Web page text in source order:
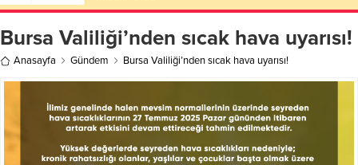
Bursa Valiliği’nden sıcak hava uyarısı!
Anasayfa Gündem Bursa Valiliği’nden sıcak hava uyarısı!